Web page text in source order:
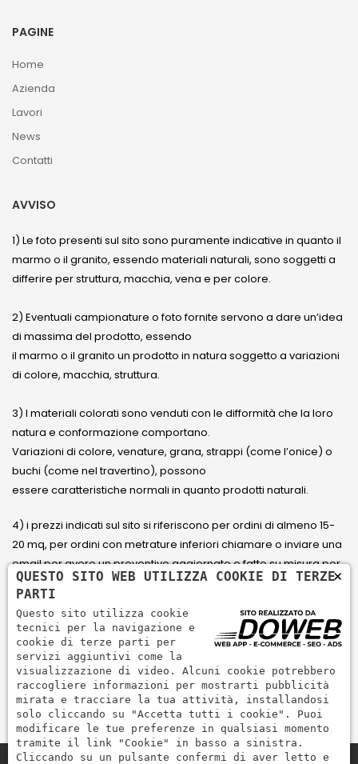
PAGINE
Home
Azienda
Lavori
News
Contatti
AVVISO
1) Le foto presenti sul sito sono puramente indicative in quanto il
marmo o il granito, essendo materiali naturali, sono soggetti a
differire per struttura, macchia, vena e per colore.
2) Eventuali campionature o foto fornite servono a dare un’idea
di massima del prodotto, essendo
il marmo o il granito un prodotto in natura soggetto a variazioni
di colore, macchia, struttura.
3) I materiali colorati sono venduti con le difformità che la loro
natura e conformazione comportano.
Variazioni di colore, venature, grana, strappi (come l’onice) o
buchi (come nel travertino), possono
essere caratteristiche normali in quanto prodotti naturali.
4) i prezzi indicati sul sito si riferiscono per ordini di almeno 15-
20 mq, per ordini con metrature inferiori chiamare o inviare una
email per avere un preventivo aggiornato e fatto su misura per
il cliente.
5) Paga con Carta di credito Visa, Visa Electron, Maestro,
Mastercard tramite il circuito PayPal. PayPal serve per pagare,
inviare denaro e accettare pagamenti in modo rapido,
semplice e sicuro.
×
QUESTO SITO WEB UTILIZZA COOKIE DI TERZE
PARTI
Questo sito utilizza cookie
tecnici per la navigazione e
cookie di terze parti per
servizi aggiuntivi come la
visualizzazione di video. Alcuni cookie potrebbero
raccogliere informazioni per mostrarti pubblicità
mirata e tracciare la tua attività, installandosi
solo cliccando su "Accetta tutti i cookie". Puoi
modificare le tue preferenze in qualsiasi momento
tramite il link "Cookie" in basso a sinistra.
Cliccando su un pulsante confermi di aver letto e